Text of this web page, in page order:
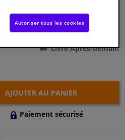
Livré Après-demain
AJOUTER AU PANIER
Paiement sécurisé
Autoriser tous les cookies